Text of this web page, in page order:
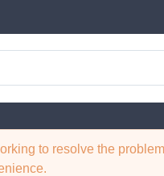
to resolve the